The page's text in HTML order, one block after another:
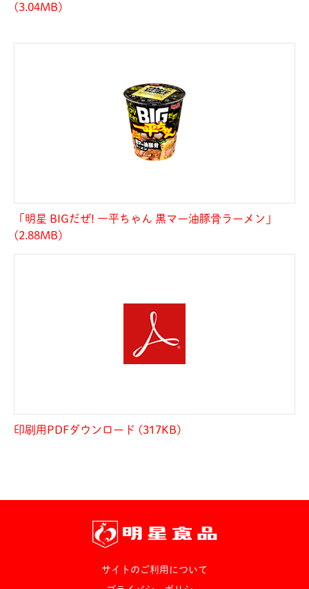
(3.04MB)
「明星 BIGだぜ! 一平ちゃん 黒マー油豚骨ラーメン」
(2.88MB)
印刷用PDFダウンロード (317KB)
サイトのご利用について